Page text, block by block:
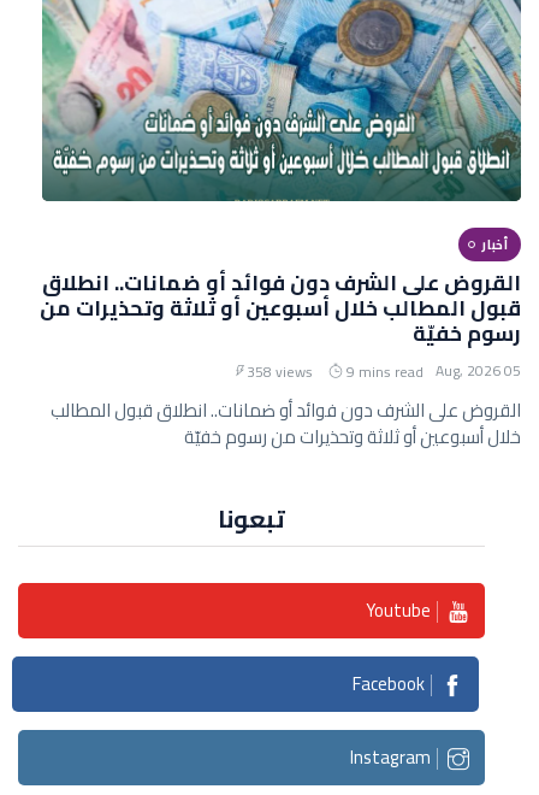
أخبار
القروض على الشرف دون فوائد أو ضمانات.. انطلاق
قبول المطالب خلال أسبوعين أو ثلاثة وتحذيرات من
رسوم خفيّة
05 Aug, 2026
9 mins read
358 views
القروض على الشرف دون فوائد أو ضمانات.. انطلاق قبول المطالب
خلال أسبوعين أو ثلاثة وتحذيرات من رسوم خفيّة
تبعونا
Youtube
Facebook
Instagram